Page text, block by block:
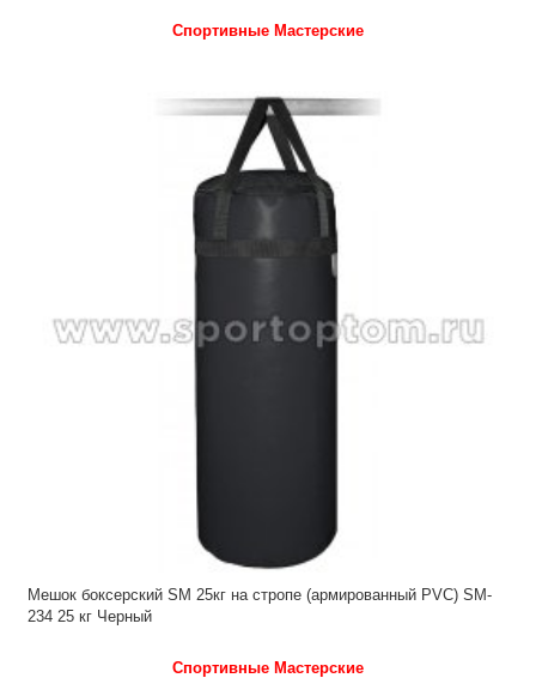
Спортивные Мастерские
Мешок боксерский SM 25кг на стропе (армированный PVC) SM-
234 25 кг Черный
Спортивные Мастерские